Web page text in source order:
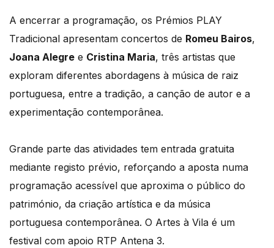
A encerrar a programação, os Prémios PLAY
Tradicional apresentam concertos de Romeu Bairos,
Joana Alegre e Cristina Maria, três artistas que
exploram diferentes abordagens à música de raiz
portuguesa, entre a tradição, a canção de autor e a
experimentação contemporânea.
Grande parte das atividades tem entrada gratuita
mediante registo prévio, reforçando a aposta numa
programação acessível que aproxima o público do
património, da criação artística e da música
portuguesa contemporânea. O Artes à Vila é um
festival com apoio RTP Antena 3.